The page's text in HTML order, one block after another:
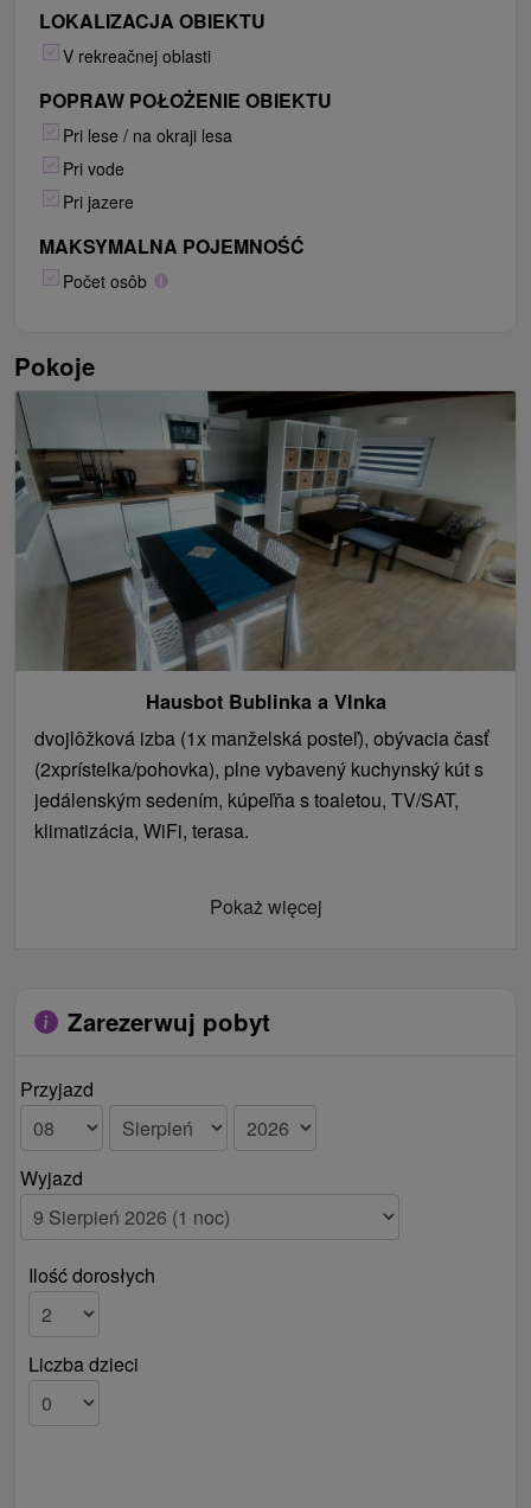
LOKALIZACJA OBIEKTU
V rekreačnej oblasti
POPRAW POŁOŻENIE OBIEKTU
Pri lese / na okraji lesa
Pri vode
Pri jazere
MAKSYMALNA POJEMNOŚĆ
Počet osôb
Pokoje
Hausbot Bublinka a Vlnka
dvojlôžková izba (1x manželská posteľ), obývacia časť
(2xprístelka/pohovka), plne vybavený kuchynský kút s
jedálenským sedením, kúpeľňa s toaletou, TV/SAT,
klimatizácia, WiFi, terasa.
Pokaż więcej
Zarezerwuj pobyt
Przyjazd
Wyjazd
Ilość dorosłych
Liczba dzieci